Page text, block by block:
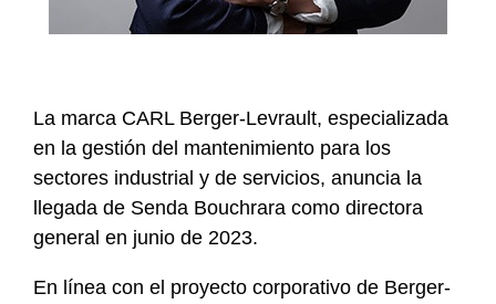
La marca CARL Berger-Levrault, especializada
en la gestión del mantenimiento para los
sectores industrial y de servicios, anuncia la
llegada de Senda Bouchrara como directora
general en junio de 2023.
En línea con el proyecto corporativo de Berger-